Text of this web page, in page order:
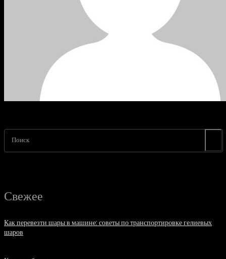
Поиск
Свежее
Как перевезти шары в машине: советы по транспортировке гелиевых
шаров